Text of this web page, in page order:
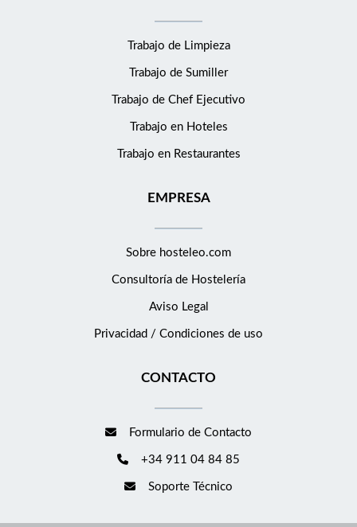
Trabajo de Limpieza
Trabajo de Sumiller
Trabajo de Chef Ejecutivo
Trabajo en Hoteles
Trabajo en Restaurantes
EMPRESA
Sobre hosteleo.com
Consultoría de Hostelería
Aviso Legal
Privacidad / Condiciones de uso
CONTACTO
Formulario de Contacto
+34 911 04 84 85
Soporte Técnico